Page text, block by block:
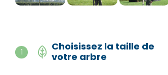
1
Choisissez la taille de
votre arbre